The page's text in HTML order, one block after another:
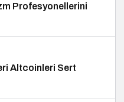
Profesyonellerini
Altcoinleri Sert